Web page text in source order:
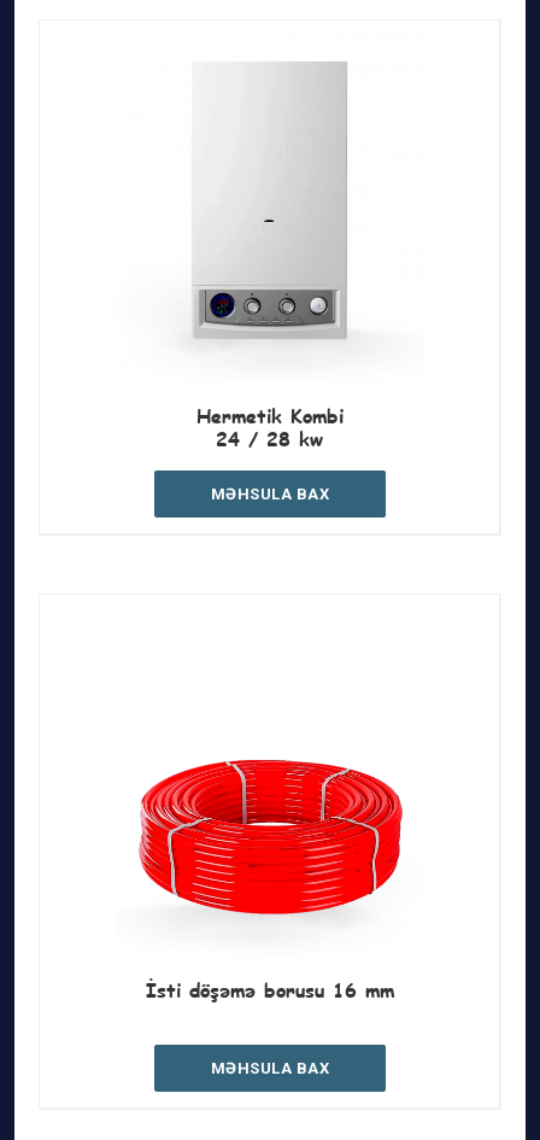
Hermetik Kombi
24 / 28 kw
MƏHSULA BAX
İsti döşəmə borusu 16 mm
MƏHSULA BAX